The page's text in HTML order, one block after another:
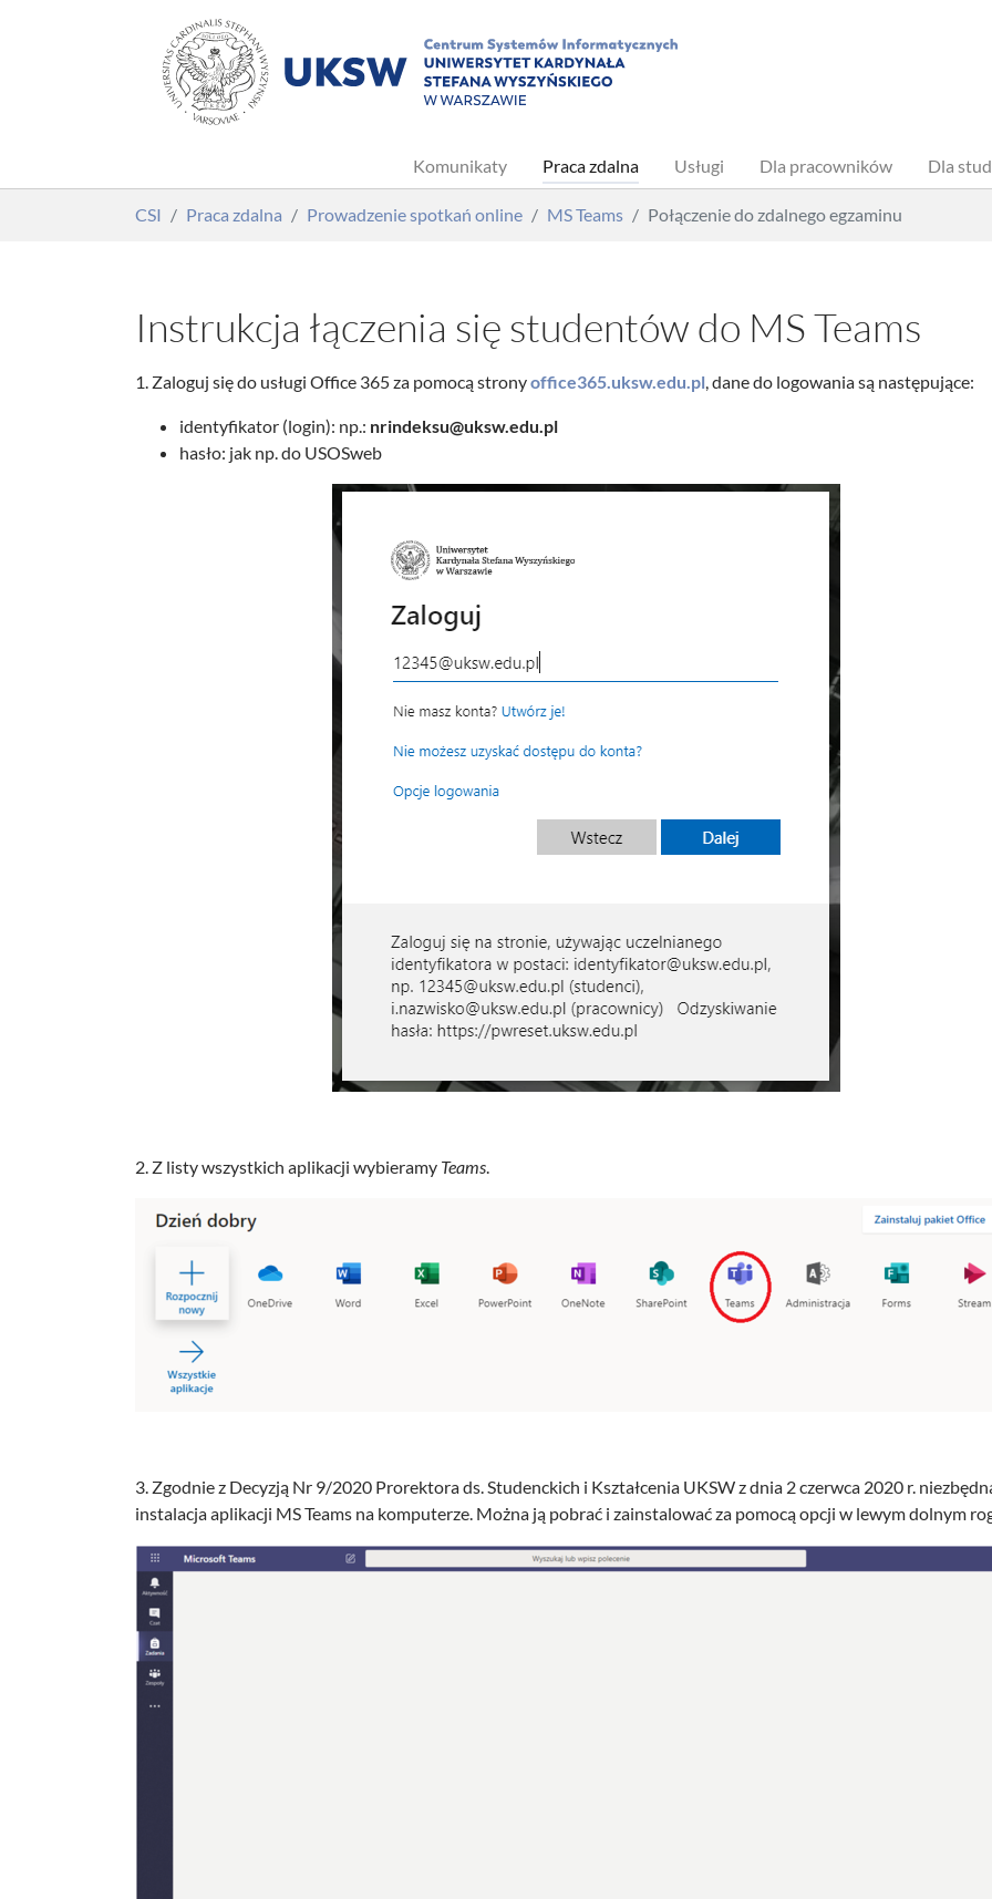
Komunikaty Praca zdalna Usługi Dla pracowników
Dla
CSI Praca zdalna Prowadzenie spotkań online MS Teams Połączenie do zdalnego egzaminu
Instrukcja łączenia się studentów do MS Teams
1. Zaloguj się do usługi Office 365 za pomocą stronyoffice365.uksw.edu.pl, dane do logowania są następujące:
identyfikator (login): np.: nrindeksu@uksw.edu.pl
hasło: jak np. do USOSweb
2. Z listy wszystkich aplikacji wybieramy Teams.
3. Zgodnie z Decyzją Nr 9/2020 Prorektora ds. Studenckich i Kształcenia UKSW z dnia 2 czerwca 2020 r.
instalacja aplikacji MS Teams na komputerze. Można ją pobrać i zainstalować za pomocą opcji w lewym dolnym